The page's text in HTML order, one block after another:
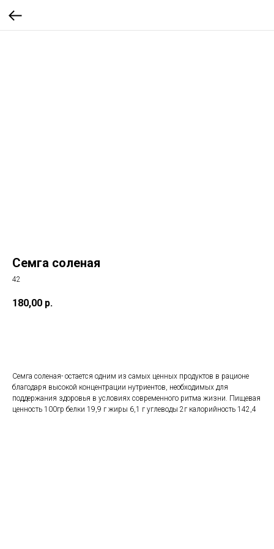
Семга соленая
42
180,00 р.
Семга соленая- остается одним из самых ценных продуктов в рационе
благодаря высокой концентрации нутриентов, необходимых для
поддержания здоровья в условиях современного ритма жизни. Пищевая
ценность 100гр белки 19,9 г жиры 6,1 г углеводы 2г калорийность 142,4